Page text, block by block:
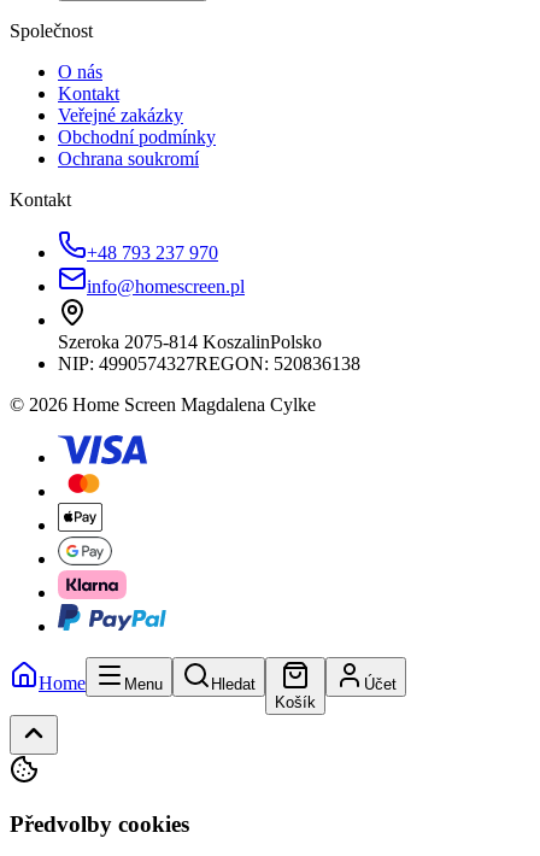
Společnost
O nás
Kontakt
Veřejné zakázky
Obchodní podmínky
Ochrana soukromí
Kontakt
+48 793 237 970
info@homescreen.pl
Szeroka 2075-814 KoszalinPolsko
NIP: 4990574327REGON: 520836138
© 2026 Home Screen Magdalena Cylke
Home Menu
Hledat
Košík
Účet
Předvolby cookies